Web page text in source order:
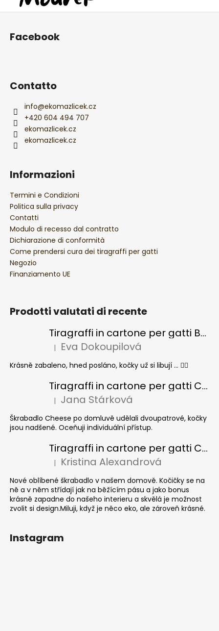
Facebook
Contatto
info@ekomazlicek.cz
+420 604 494 707
ekomazlicek.cz
ekomazlicek.cz
Informazioni
Termini e Condizioni
Politica sulla privacy
Contatti
Modulo di recesso dal contratto
Dichiarazione di conformità
Come prendersi cura dei tiragraffi per gatti
Negozio
Finanziamento UE
Prodotti valutati di recente
Tiragraffi in cartone per gatti BASIC Colour
La valutazione del prodotto è 5 su 5 stelle.
| Eva Dokoupilová
Krásně zabaleno, hned posláno, kočky už si libují ... 👍🏻
Tiragraffi in cartone per gatti CHEESE ELIPSE colore
La valutazione del prodotto è 5 su 5 stelle.
| Jana Stárková
Škrabadlo Cheese po domluvě udělali dvoupatrové, kočky
jsou nadšené. Oceňuji individuální přístup.
Tiragraffi in cartone per gatti CUBE Colour
La valutazione del prodotto è 5 su 5 stelle.
| Kristina Alexandrová
Nové oblíbené škrabadlo v našem domově. Kočičky se na
ně a v něm střídají jak na běžícím pásu a jako bonus
krásně zapadne do našeho interieru a skvělá je možnost
zvolit si design.Miluji, když je něco eko, ale zároveň krásné.
Instagram